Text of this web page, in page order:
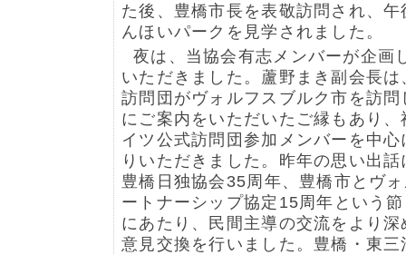
た後、豊橋市長を表敬訪問され、
んほいパークを見学されました。
夜は、当協会有志メンバーが企画
いただきました。蘆野まき副会長
訪問団がヴォルフスブルク市を訪
にご案内をいただいたご縁もあり
イツ公式訪問団参加メンバーを中
りいただきました。昨年の思い出
豊橋日独協会35周年、豊橋市とヴ
ートナーシップ協定15周年という
にあたり、民間主導の交流をより
意見交換を行いました。豊橋・東